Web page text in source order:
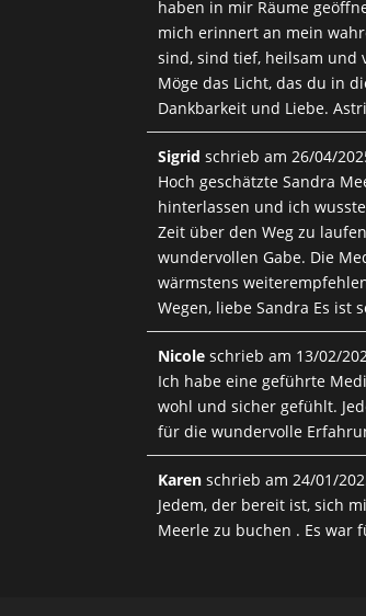
haben in mir Räume
mich erinnert an mein
sind, sind tief, heilsam und
Möge das Licht, das du in
Dankbarkeit und Liebe.
Sigridschrieb am 26/04/
Hoch geschätzte Sandra
hinterlassen und ich
Zeit über den Weg zu
wundervollen Gabe. Die
wärmstens
Wegen, liebe Sandra Es ist
Nicoleschrieb am 13/02/
Ich habe eine geführte
wohl und sicher gefühlt.
für die wundervolle
Karenschrieb am 24/01/
Jedem, der bereit ist, sich
Meerle zu buchen . Es war